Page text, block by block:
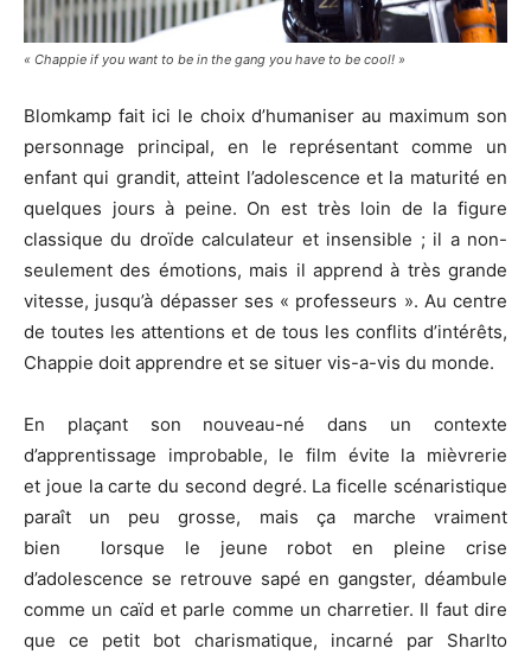
« Chappie if you want to be in the gang you have to be cool! »
Blomkamp fait ici le choix d’humaniser au maximum son
personnage principal, en le représentant comme un
enfant qui grandit, atteint l’adolescence et la maturité en
quelques jours à peine. On est très loin de la figure
classique du droïde calculateur et insensible ; il a non-
seulement des émotions, mais il apprend à très grande
vitesse, jusqu’à dépasser ses « professeurs ». Au centre
de toutes les attentions et de tous les conflits d’intérêts,
Chappie doit apprendre et se situer vis-a-vis du monde.
En plaçant son nouveau-né dans un contexte
d’apprentissage improbable, le film évite la mièvrerie
et joue la carte du second degré. La ficelle scénaristique
paraît un peu grosse, mais ça marche vraiment
bien lorsque le jeune robot en pleine crise
d’adolescence se retrouve sapé en gangster, déambule
comme un caïd et parle comme un charretier. Il faut dire
que ce petit bot charismatique, incarné par Sharlto